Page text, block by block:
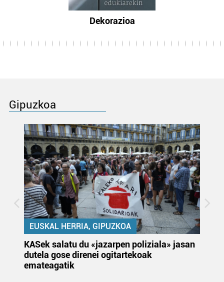
Dekorazioa
Gipuzkoa
EUSKAL HERRIA, GIPUZKOA
KASek salatu du «jazarpen poliziala» jasan
dutela gose direnei ogitartekoak
emateagatik